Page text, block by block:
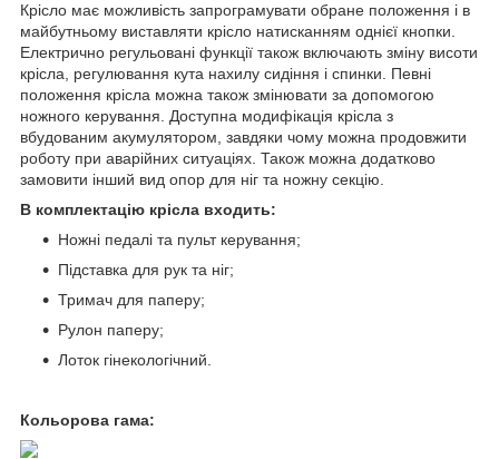
Крісло має можливість запрограмувати обране положення і в
майбутньому виставляти крісло натисканням однієї кнопки.
Електрично регульовані функції також включають зміну висоти
крісла, регулювання кута нахилу сидіння і спинки. Певні
положення крісла можна також змінювати за допомогою
ножного керування. Доступна модифікація крісла з
вбудованим акумулятором, завдяки чому можна продовжити
роботу при аварійних ситуаціях. Також можна додатково
замовити інший вид опор для ніг та ножну секцію.
В комплектацію крісла входить:
Ножні педалі та пульт керування;
Підставка для рук та ніг;
Тримач для паперу;
Рулон паперу;
Лоток гінекологічний.
Кольорова гама: